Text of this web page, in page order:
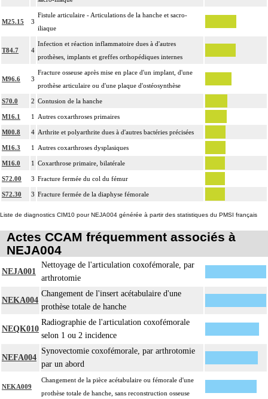
capsuloligamentaire de l'articulation par suture ou plastie, la stabilisation de
l'articulation [arthrorise] par matériel et/ou la contention par appareillage
rigide externe.
L'ostéotomie inclut l'ostéosynthèse et/ou la contention par appareillage
externe.
L'ostéosynthèse d'une fracture inclut sa réduction simultanée et sa contention
par appareillage externe.
La réduction orthopédique extemporanée d'une luxation inclut la contention
par confection d'un appareillage rigide externe, ou la stabilisation interne
[arthrorise] temporaire.
La réduction orthopédique extemporanée d'une fracture inclut la contention
Comprend : réduction orthopédique itérative de fracture, avec gypsotomie de
Tout acte thérapeutique, par arthrotomie inclut le nettoyage de l'articulation
traitée.
14
traitée.
14 Toute arthrotomie inclut l'arthroscopie peropératoire éventuelle.
M25.15 3
Fistule articulaire - Articulations de la hanche et sacro-
iliaque
T84.7 4
Infection et réaction inflammatoire dues à d'autres
prothèses, implants et greffes orthopédiques internes
M96.6 3
Fracture osseuse après mise en place d'un implant, d'une
prothèse articulaire ou d'une plaque d'ostéosynthèse
S70.0 2 Contusion de la hanche
M16.1 1 Autres coxarthroses primaires
M00.8 4 Arthrite et polyarthrite dues à d'autres bactéries précisées
M16.3 1 Autres coxarthroses dysplasiques
M16.0 1 Coxarthrose primaire, bilatérale
S72.00 3 Fracture fermée du col du fémur
S72.30 3 Fracture fermée de la diaphyse fémorale
Liste de diagnostics CIM10 pour NEJA004 générée à partir des statistiques du PMSI français
Actes CCAM fréquemment associés à
NEJA004
NEJA001
Nettoyage de l'articulation coxofémorale, par
arthrotomie
NEKA004
Changement de l'insert acétabulaire d'une
prothèse totale de hanche
NEQK010
Radiographie de l'articulation coxofémorale
selon 1 ou 2 incidence
NEFA004
Synovectomie coxofémorale, par arthrotomie
par un abord
NEKA009
Changement de la pièce acétabulaire ou fémorale d'une
prothèse totale de hanche, sans reconstruction osseuse